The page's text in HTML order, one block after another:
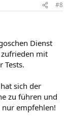
#8
Dienst
mit
Tests.
sich der
zu führen und
empfehlen!